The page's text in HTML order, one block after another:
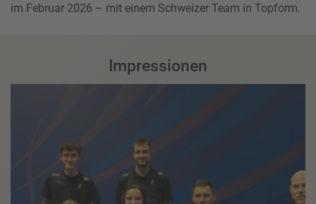
im Februar 2026 – mit einem Schweizer Team in Topform.
Impressionen